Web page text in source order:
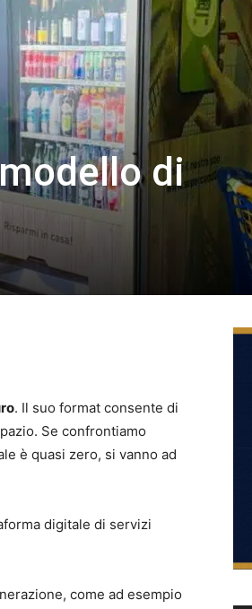
di
. Il suo format consente di
Se confrontiamo
è quasi zero, si vanno ad
digitale di servizi
come ad esempio